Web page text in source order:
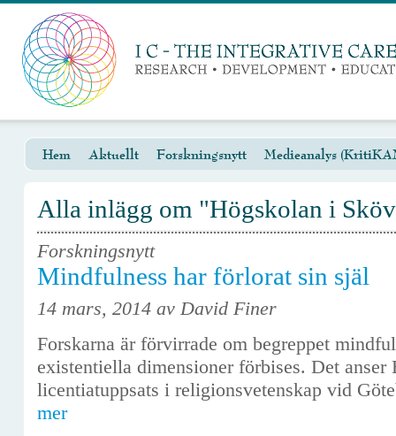
Hem Aktuellt Forskningsnytt Medieanalys
Alla inlägg om "Högskolan i
Forskningsnytt
Mindfulness har förlorat sin själ
14 mars, 2014 av David Finer
Forskarna är förvirrade om begreppet
existentiella dimensioner förbises. Det
licentiatuppsats i religionsvetenskap vid
mer